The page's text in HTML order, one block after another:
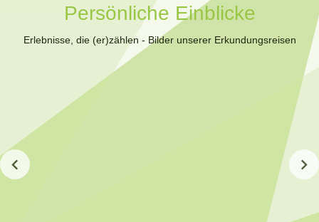
Persönliche Einblicke
Erlebnisse, die (er)zählen - Bilder unserer Erkundungsreisen